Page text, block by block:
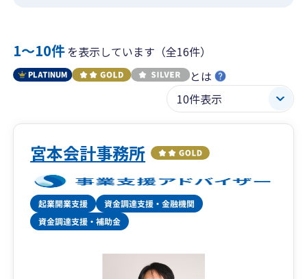
1〜10件を表示しています（全16件）
とは
宮本会計事務所